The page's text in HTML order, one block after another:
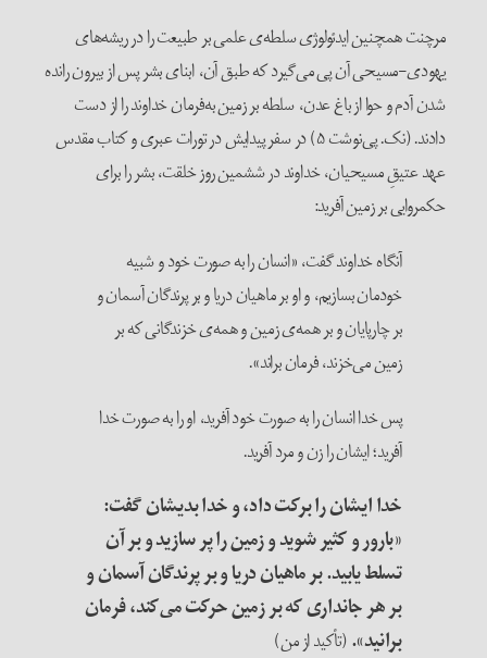
همچنین ایدئولوژی سلطه‌ی علمی بر طبیعت را در ریشه‌های
مسیحی آن پی می‌گیرد که طبق آن، ابنای بشر پس از بیرون رانده
آدم و حوا از باغ عدن، سلطه بر زمین به‌فرمان خداوند را از دست
دادند. (نک. پی‌نوشت ۵) در سفر پیدایش در تورات عبری و کتاب مقدس
عتیقِ مسیحیان، خداوند در ششمین روز خلقت، بشر را برای
بر زمین آفرید:
آنگاه خداوند گفت، «انسان را به صورت خود و شبیه
خودمان بسازیم، و او بر ماهیان دریا و بر پرندگان آسمان و
بر چارپایان و بر همه‌ی زمین و همه‌ی خزندگانی که بر
زمین می‌خزند، فرمان براند».
پس خدا انسان را به صورت خود آفرید، او را به صورت خدا
آفرید؛ ایشان را زن و مرد آفرید.
خدا ایشان را برکت داد، و خدا بدیشان گفت:
«بارور و کثیر شوید و زمین را پر سازید و بر آن
تسلط یابید. بر ماهیان دریا و بر پرندگان آسمان و
بر هر جانداری که بر زمین حرکت می‌کند، فرمان
برانید».(تأکید از من)